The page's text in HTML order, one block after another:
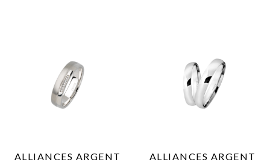
ALLIANCES ARGENT
ALLIANCES ARGENT